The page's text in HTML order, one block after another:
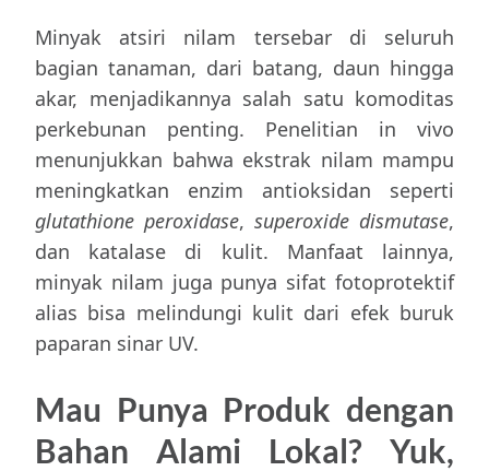
Minyak atsiri nilam tersebar di seluruh
bagian tanaman, dari batang, daun hingga
akar, menjadikannya salah satu komoditas
perkebunan penting. Penelitian in vivo
menunjukkan bahwa ekstrak nilam mampu
meningkatkan enzim antioksidan seperti
glutathione peroxidase, superoxide dismutase,
dan katalase di kulit. Manfaat lainnya,
minyak nilam juga punya sifat fotoprotektif
alias bisa melindungi kulit dari efek buruk
paparan sinar UV.
Mau Punya Produk dengan
Bahan Alami Lokal? Yuk,